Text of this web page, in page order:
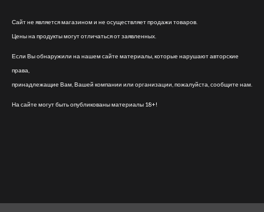
Сайт не является магазином и не осуществляет продажи товаров.
Цены на продукты могут отличаться от заявленных.
Если Вы обнаружили на нашем сайте материалы, которые нарушают авторские
права,
принадлежащие Вам, Вашей компании или организации, пожалуйста, сообщите нам.
На сайте могут быть опубликованы материалы 18+!